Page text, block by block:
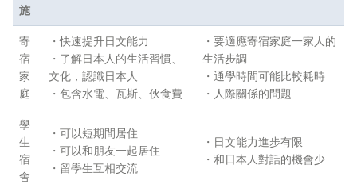
施
寄
宿
家
庭
・快速提升日文能力
・了解日本人的生活習慣、
文化，認識日本人
・包含水電、瓦斯、伙食費
・要適應寄宿家庭一家人的
生活步調
・通學時間可能比較耗時
・人際關係的問題
學
生
宿
舍
・可以短期間居住
・可以和朋友一起居住
・留學生互相交流
・日文能力進步有限
・和日本人對話的機會少